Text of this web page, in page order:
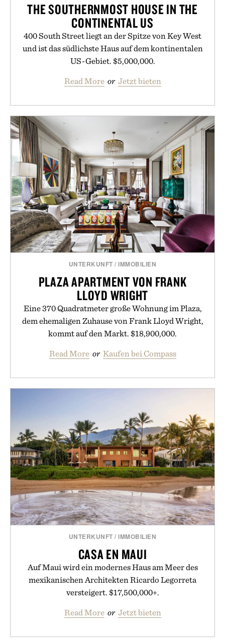
THE SOUTHERNMOST HOUSE IN THE
CONTINENTAL US
400 South Street liegt an der Spitze von Key West
und ist das südlichste Haus auf dem kontinentalen
US-Gebiet. $5,000,000.
Read More or Jetzt bieten
UNTERKUNFT /IMMOBILIEN
PLAZA APARTMENT VON FRANK
LLOYD WRIGHT
Eine 370 Quadratmeter große Wohnung im Plaza,
dem ehemaligen Zuhause von Frank Lloyd Wright,
kommt auf den Markt. $18,900,000.
Read More or Kaufen bei Compass
UNTERKUNFT /IMMOBILIEN
CASA EN MAUI
Auf Maui wird ein modernes Haus am Meer des
mexikanischen Architekten Ricardo Legorreta
versteigert. $17,500,000+.
Read More or Jetzt bieten